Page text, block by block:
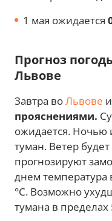
1 мая ожидается
Прогноз
Львове
Завтра воЛьвове
прояснениями.
ожидается. Ночью
туман. Ветер
прогнозируют
днем температура
°С. Возможно
тумана в